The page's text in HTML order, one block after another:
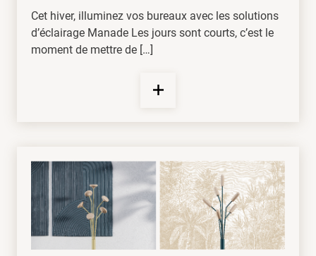
Cet hiver, illuminez vos bureaux avec les solutions
d’éclairage Manade Les jours sont courts, c’est le
moment de mettre de […]